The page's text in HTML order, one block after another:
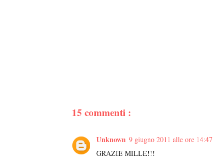
15 commenti :
Unknown 9 giugno 2011 alle ore 14:47
GRAZIE MILLE!!!